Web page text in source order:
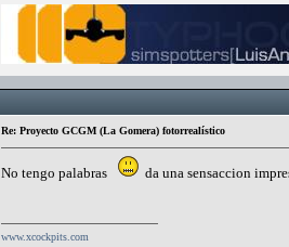
Re: Proyecto GCGM (La Gomera) fotorrealístico
No tengo palabras da una sensaccion
www.xcockpits.com